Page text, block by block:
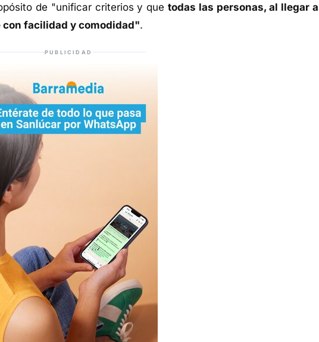
de "unificar criterios y que todas las personas, al llegar a
facilidad y comodidad".
PUBLICIDAD